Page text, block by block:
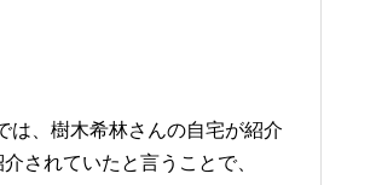
は、樹木希林さんの自宅が紹介
されていたと言うことで、